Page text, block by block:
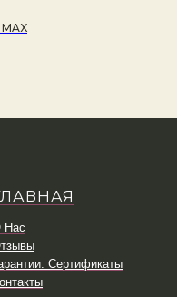
Нас
Сертификаты